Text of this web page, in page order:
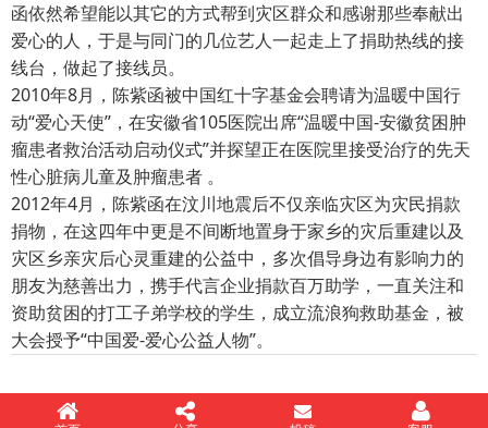
函依然希望能以其它的方式帮到灾区群众和感谢那些奉献出
爱心的人，于是与同门的几位艺人一起走上了捐助热线的接
线台，做起了接线员。
2010年8月，陈紫函被中国红十字基金会聘请为温暖中国行
动“爱心天使”，在安徽省105医院出席“温暖中国-安徽贫困肿
瘤患者救治活动启动仪式”并探望正在医院里接受治疗的先天
性心脏病儿童及肿瘤患者 。
2012年4月，陈紫函在汶川地震后不仅亲临灾区为灾民捐款
捐物，在这四年中更是不间断地置身于家乡的灾后重建以及
灾区乡亲灾后心灵重建的公益中，多次倡导身边有影响力的
朋友为慈善出力，携手代言企业捐款百万助学，一直关注和
资助贫困的打工子弟学校的学生，成立流浪狗救助基金，被
大会授予“中国爱-爱心公益人物”。